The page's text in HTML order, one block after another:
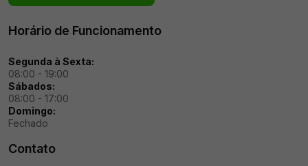
Horário de Funcionamento
Segunda à Sexta:
08:00 - 19:00
Sábados:
08:00 - 17:00
Domingo:
Fechado
Contato